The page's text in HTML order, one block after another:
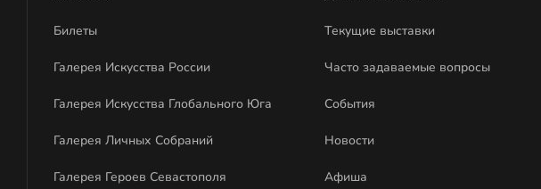
Билеты
Галерея Искусства России
Галерея Искусства Глобального Юга
Галерея Личных Собраний
Галерея Героев Севастополя
Текущие выставки
Часто задаваемые вопросы
События
Новости
Афиша